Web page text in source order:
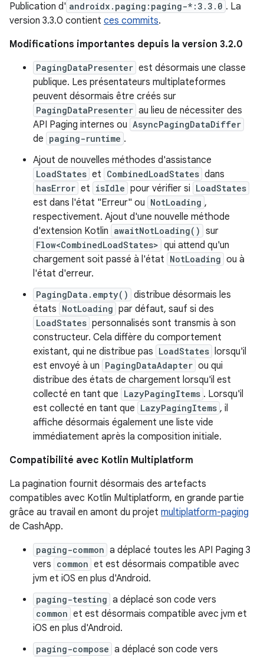
Publication d' androidx.paging:paging-*:3.3.0 . La
version 3.3.0 contient ces commits.
Modifications importantes depuis la version 3.2.0
PagingDataPresenter est désormais une classe
publique. Les présentateurs multiplateformes
peuvent désormais être créés sur
PagingDataPresenter au lieu de nécessiter des
API Paging internes ou AsyncPagingDataDiffer
de paging-runtime .
Ajout de nouvelles méthodes d'assistance
LoadStates et CombinedLoadStates dans
hasError et isIdle pour vérifier si LoadStates
est dans l'état "Erreur" ou NotLoading ,
respectivement. Ajout d'une nouvelle méthode
d'extension Kotlin awaitNotLoading() sur
Flow<CombinedLoadStates> qui attend qu'un
chargement soit passé à l'état NotLoading ou à
l'état d'erreur.
PagingData.empty() distribue désormais les
états NotLoading par défaut, sauf si des
LoadStates personnalisés sont transmis à son
constructeur. Cela diffère du comportement
existant, qui ne distribue pas LoadStates lorsqu'il
est envoyé à un PagingDataAdapter ou qui
distribue des états de chargement lorsqu'il est
collecté en tant que LazyPagingItems . Lorsqu'il
est collecté en tant que LazyPagingItems , il
affiche désormais également une liste vide
immédiatement après la composition initiale.
Compatibilité avec Kotlin Multiplatform
La pagination fournit désormais des artefacts
compatibles avec Kotlin Multiplatform, en grande partie
grâce au travail en amont du projet multiplatform-paging
de CashApp.
paging-common a déplacé toutes les API Paging 3
vers common et est désormais compatible avec
jvm et iOS en plus d'Android.
paging-testing a déplacé son code vers
common et est désormais compatible avec jvm et
iOS en plus d'Android.
paging-compose a déplacé son code vers